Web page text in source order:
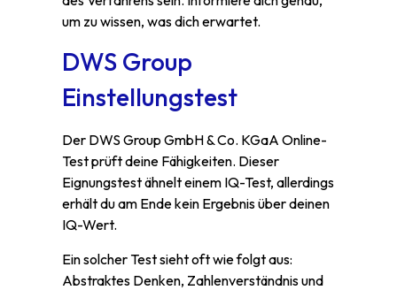
um zu wissen, was dich erwartet.
DWS Group
Einstellungstest
Der DWS Group GmbH & Co. KGaA Online-
Test prüft deine Fähigkeiten. Dieser
Eignungstest ähnelt einem IQ-Test, allerdings
erhält du am Ende kein Ergebnis über deinen
IQ-Wert.
Ein solcher Test sieht oft wie folgt aus:
Abstraktes Denken, Zahlenverständnis und